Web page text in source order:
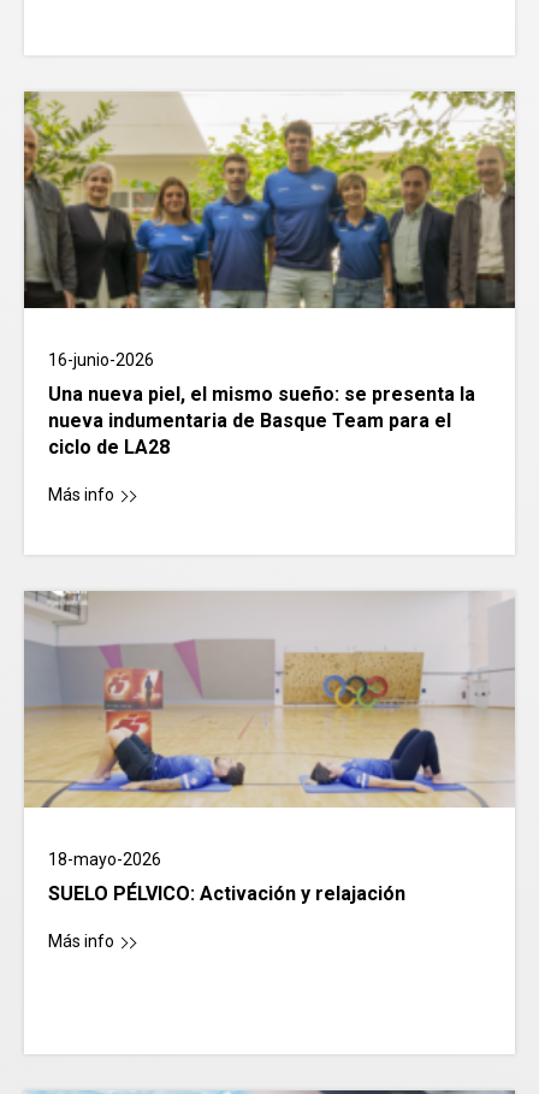
16-junio-2026
Una nueva piel, el mismo sueño: se presenta la
nueva indumentaria de Basque Team para el
ciclo de LA28
Más info
18-mayo-2026
SUELO PÉLVICO: Activación y relajación
Más info